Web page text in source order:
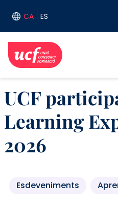
CA ES
UCF
Learning
2026
Esdeveniments